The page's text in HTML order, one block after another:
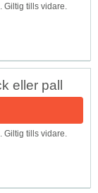
. Giltig tills vidare.
eller pall
. Giltig tills vidare.